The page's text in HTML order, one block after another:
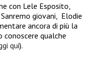
con Lele Esposito,
giovani,
Elodie
ancora di più la
conoscere qualche
qui).